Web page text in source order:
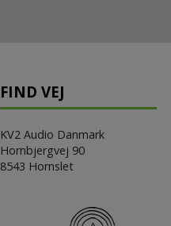
FIND VEJ
KV2 Audio Danmark
Hornbjergvej 90
8543 Hornslet